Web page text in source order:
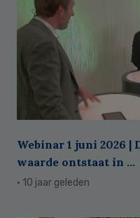
Webinar 1 juni 2026 |
waarde ontstaat in ...
· 10 jaar geleden